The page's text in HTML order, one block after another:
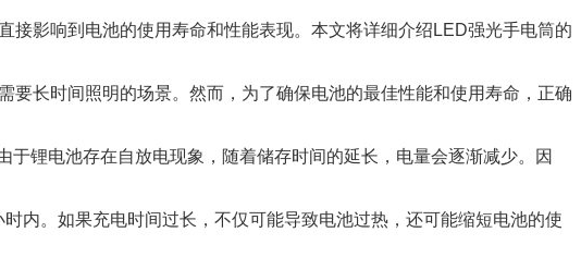
影响到电池的使用寿命和性能表现。本文将详细介绍LED强光手电筒的
长时间照明的场景。然而，为了确保电池的最佳性能和使用寿命，正确
锂电池存在自放电现象，随着储存时间的延长，电量会逐渐减少。因
内。如果充电时间过长，不仅可能导致电池过热，还可能缩短电池的使